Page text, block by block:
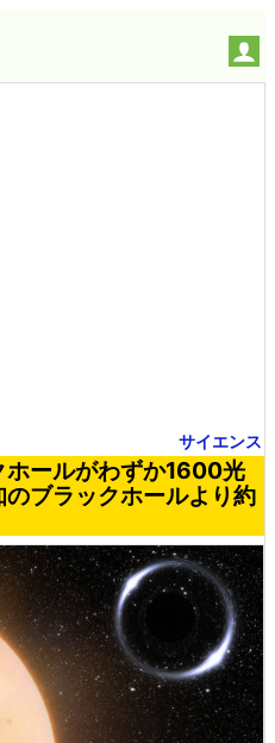
サイエンス
ホールがわずか1600光
ブラックホールより約